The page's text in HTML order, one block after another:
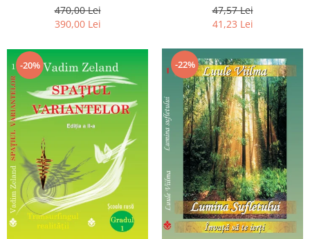
Luceafarului de Dimineata -
Gratuit)
470,00 Lei
390,00 Lei
chiar dragostea ta. Editia a 2-
a
47,57 Lei
41,23 Lei
-20% -22%